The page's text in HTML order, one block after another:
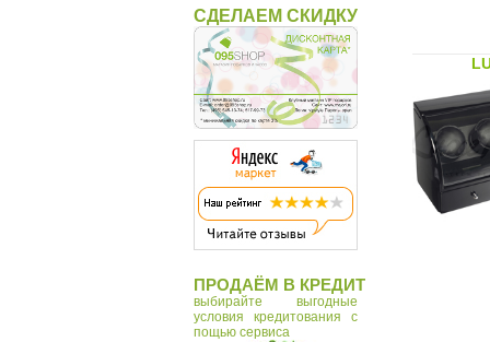
СДЕЛАЕМ СКИДКУ
ПРОДАЁМ В КРЕДИТ
выбирайте выгодные
условия кредитования с
пощью сервиса